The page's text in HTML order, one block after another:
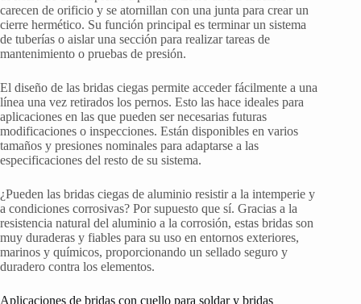
carecen de orificio y se atornillan con una junta para crear un
cierre hermético. Su función principal es terminar un sistema
de tuberías o aislar una sección para realizar tareas de
mantenimiento o pruebas de presión.
El diseño de las bridas ciegas permite acceder fácilmente a una
línea una vez retirados los pernos. Esto las hace ideales para
aplicaciones en las que pueden ser necesarias futuras
modificaciones o inspecciones. Están disponibles en varios
tamaños y presiones nominales para adaptarse a las
especificaciones del resto de su sistema.
¿Pueden las bridas ciegas de aluminio resistir a la intemperie y
a condiciones corrosivas? Por supuesto que sí. Gracias a la
resistencia natural del aluminio a la corrosión, estas bridas son
muy duraderas y fiables para su uso en entornos exteriores,
marinos y químicos, proporcionando un sellado seguro y
duradero contra los elementos.
Aplicaciones de bridas con cuello para soldar y bridas